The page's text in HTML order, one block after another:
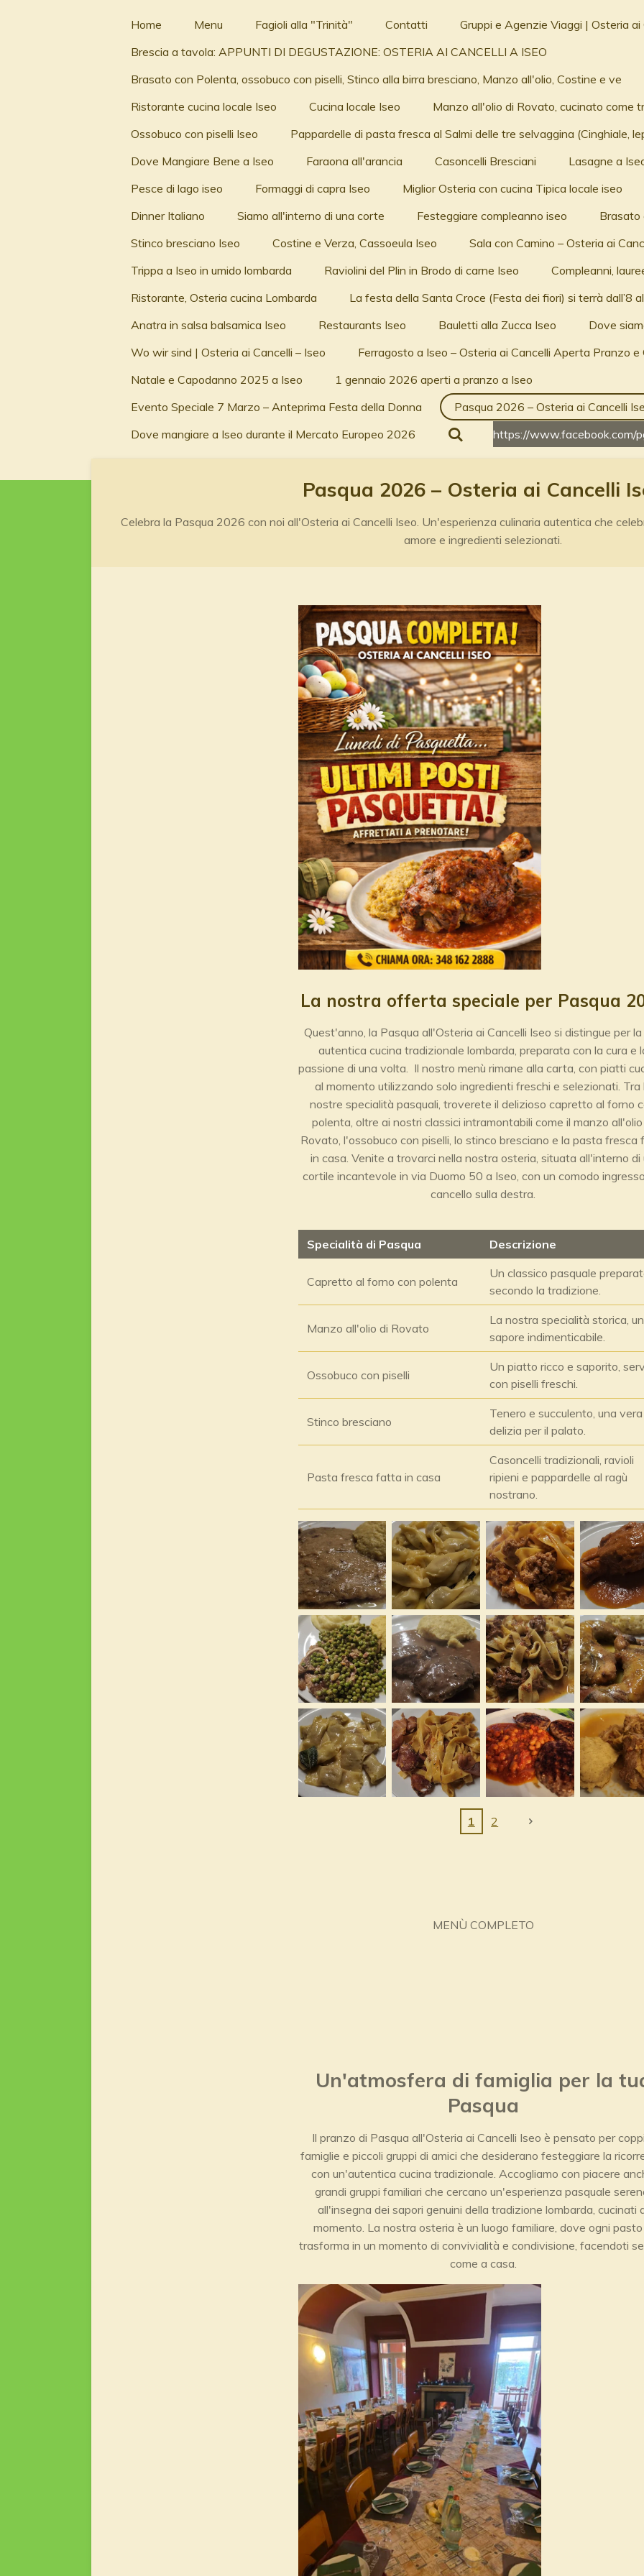
Home Menu Fagioli alla "Trinità" Contatti
Gruppi e Agenzie Viaggi | Osteria ai
Brescia a tavola: APPUNTI DI DEGUSTAZIONE: OSTERIA AI CANCELLI A ISEO
Brasato con Polenta, ossobuco con piselli, Stinco alla birra bresciano, Manzo all'olio, Costine e ve
Ristorante cucina locale Iseo
Cucina locale Iseo
Manzo all'olio di Rovato, cucinato come
Ossobuco con piselli Iseo
Pappardelle di pasta fresca al Salmi delle tre selvaggina (Cinghiale,
Dove Mangiare Bene a Iseo
Faraona all'arancia Casoncelli Bresciani
Lasagne a
Pesce di lago iseo
Formaggi di capra Iseo
Miglior Osteria con cucina Tipica locale iseo
Dinner Italiano
Siamo all'interno di una corte Festeggiare compleanno iseo
Brasato
Stinco bresciano Iseo
Costine e Verza, Cassoeula Iseo
Sala con Camino – Osteria ai
Trippa a Iseo in umido lombarda
Raviolini del Plin in Brodo di carne Iseo
Compleanni,
Ristorante, Osteria cucina Lombarda
La festa della Santa Croce (Festa dei fiori) si terrà dall’8
Anatra in salsa balsamica Iseo
Restaurants Iseo Bauletti alla Zucca Iseo
Dove
Wo wir sind | Osteria ai Cancelli – Iseo
Ferragosto a Iseo – Osteria ai Cancelli Aperta Pranzo e
Natale e Capodanno 2025 a Iseo
1 gennaio 2026 aperti a pranzo a Iseo
Evento Speciale 7 Marzo – Anteprima Festa della Donna
Pasqua 2026 – Osteria ai Cancelli
Dove mangiare a Iseo durante il Mercato Europeo 2026
https://
Pasqua 2026 – Osteria ai Cancelli
Celebra la Pasqua 2026 con noi all'Osteria ai Cancelli Iseo. Un'esperienza culinaria autentica che
amore e ingredienti selezionati.
La nostra offerta speciale per Pasqua
Quest'anno, la Pasqua all'Osteria ai Cancelli Iseo si distingue per la
autentica cucina tradizionale lombarda, preparata con la cura e
passione di una volta. Il nostro menù rimane alla carta, con piatti
al momento utilizzando solo ingredienti freschi e selezionati. Tra
nostre specialità pasquali, troverete il delizioso capretto al forno
polenta, oltre ai nostri classici intramontabili come il manzo
Rovato, l'ossobuco con piselli, lo stinco bresciano e la pasta fresca
in casa. Venite a trovarci nella nostra osteria, situata all'interno di
cortile incantevole in via Duomo 50 a Iseo, con un comodo
cancello sulla destra.
Specialità di Pasqua Descrizione
Capretto al forno con polenta
Un classico pasquale
secondo la tradizione.
Manzo all'olio di Rovato
La nostra specialità storica, un
sapore indimenticabile.
Ossobuco con piselli
Un piatto ricco e saporito,
con piselli freschi.
Stinco bresciano
Tenero e succulento, una vera
delizia per il palato.
Pasta fresca fatta in casa
Casoncelli tradizionali, ravioli
ripieni e pappardelle al ragù
nostrano.
1 2
MENÙ COMPLETO
Un'atmosfera di famiglia per la
Pasqua
Il pranzo di Pasqua all'Osteria ai Cancelli Iseo è pensato per
famiglie e piccoli gruppi di amici che desiderano festeggiare la
con un'autentica cucina tradizionale. Accogliamo con piacere
grandi gruppi familiari che cercano un'esperienza pasquale
all'insegna dei sapori genuini della tradizione lombarda, cucinati
momento. La nostra osteria è un luogo familiare, dove ogni
trasforma in un momento di convivialità e condivisione, facendoti
come a casa.